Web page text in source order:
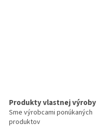
Produkty vlastnej výroby
Sme výrobcami ponúkaných
produktov